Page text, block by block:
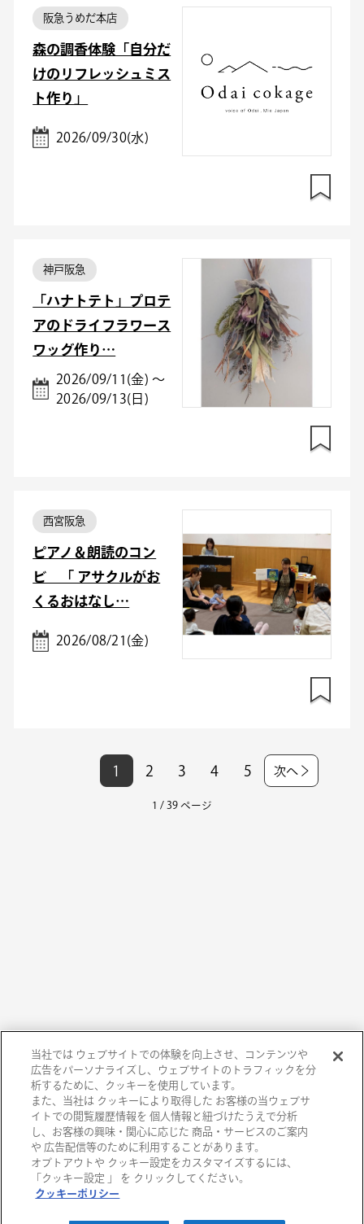
阪急うめだ本店
森の調香体験「自分だ
けのリフレッシュミス
ト作り」
2026/09/30(水)
神戸阪急
「ハナトテト」プロテ
アのドライフラワース
ワッグ作り…
2026/09/11(金) ～
2026/09/13(日)
西宮阪急
ピアノ＆朗読のコン
ビ 「 アサクルがお
くるおはなし…
2026/08/21(金)
1 2 3 4 5 次へ
1 / 39 ページ
阪急百貨店
当社では ウェブサイトでの体験を向上させ、コンテンツや
広告をパーソナライズし、ウェブサイトのトラフィックを分
析するために、クッキーを使用しています。
また、当社は クッキーにより取得した お客様の当ウェブサ
イトでの閲覧履歴情報を 個人情報と紐づけたうえで分析
し、お客様の興味・関心に応じた 商品・サービスのご案内
や 広告配信等のために利用することがあります。
オプトアウトや クッキー設定をカスタマイズするには、
「クッキー設定 」 を クリックしてください。
クッキーポリシー